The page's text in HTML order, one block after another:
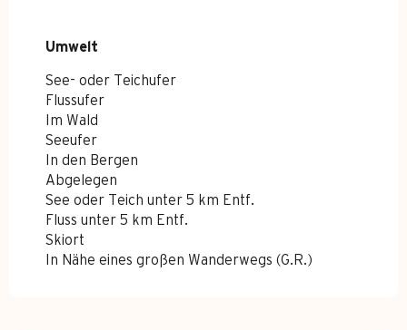
Umwelt
Umwelt
See- oder Teichufer
Flussufer
Im Wald
Seeufer
In den Bergen
Abgelegen
See oder Teich unter 5 km Entf.
Fluss unter 5 km Entf.
Skiort
In Nähe eines großen Wanderwegs (G.R.)